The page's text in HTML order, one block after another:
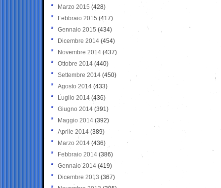
Marzo 2015 (428)
Febbraio 2015 (417)
Gennaio 2015 (434)
Dicembre 2014 (454)
Novembre 2014 (437)
Ottobre 2014 (440)
Settembre 2014 (450)
Agosto 2014 (433)
Luglio 2014 (436)
Giugno 2014 (391)
Maggio 2014 (392)
Aprile 2014 (389)
Marzo 2014 (436)
Febbraio 2014 (386)
Gennaio 2014 (419)
Dicembre 2013 (367)